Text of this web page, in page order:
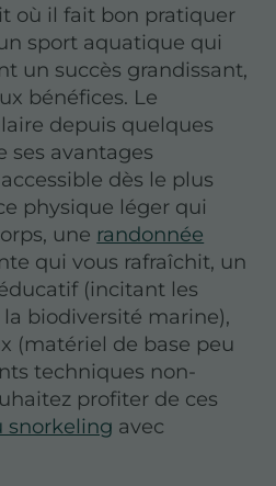
où il fait bon pratiquer
sport aquatique qui
un succès grandissant,
bénéfices. Le
depuis quelques
ses avantages
dès le plus
physique léger qui
une randonnée
qui vous rafraîchit, un
(incitant les
biodiversité marine),
(matériel de base peu
techniques non-
profiter de ces
snorkeling avec